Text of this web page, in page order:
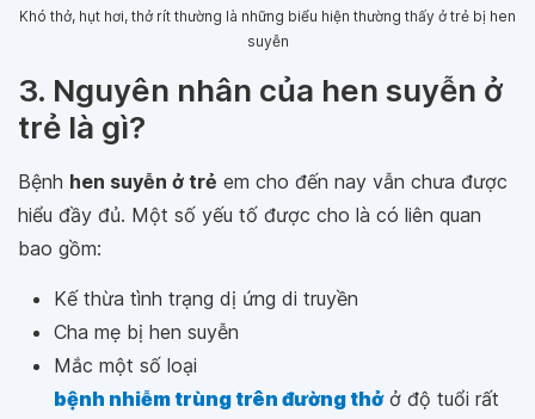
Khó thở, hụt hơi, thở rít thường là những biểu hiện thường thấy ở trẻ bị hen
suyễn
3. Nguyên nhân của hen suyễn ở
trẻ là gì?
Bệnh hen suyễn ở trẻ em cho đến nay vẫn chưa được
hiểu đầy đủ. Một số yếu tố được cho là có liên quan
bao gồm:
Kế thừa tình trạng dị ứng di truyền
Cha mẹ bị hen suyễn
Mắc một số loại
bệnh nhiễm trùng trên đường thởở độ tuổi rất